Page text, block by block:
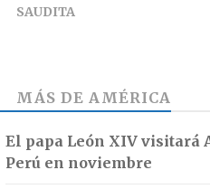
SAUDITA
MÁS DE AMÉRICA
El papa León XIV visitará
Perú en noviembre